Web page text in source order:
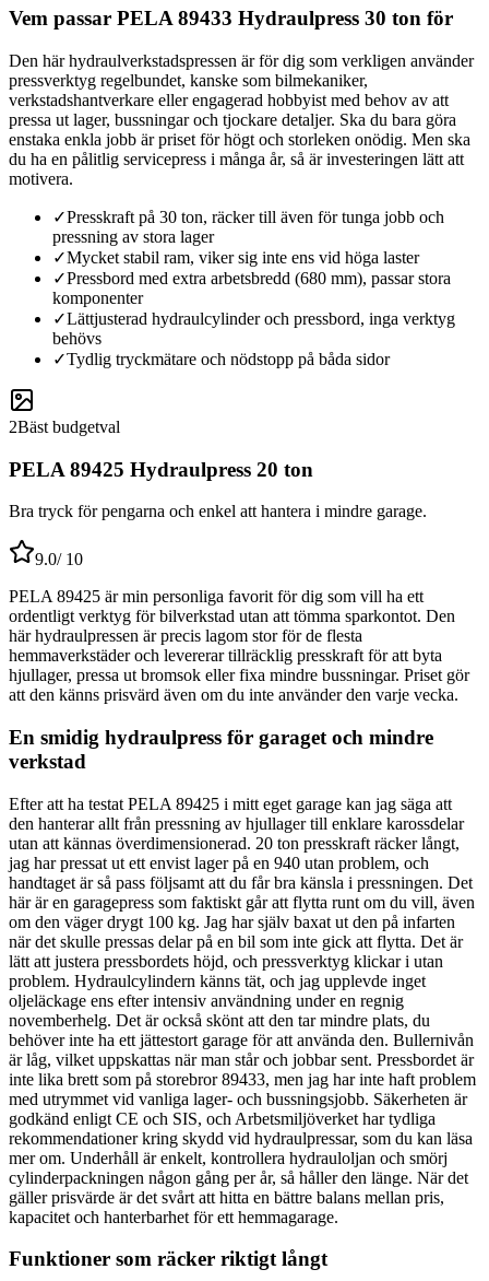
Vem passar PELA 89433 Hydraulpress 30 ton för
Den här hydraulverkstadspressen är för dig som verkligen använder
pressverktyg regelbundet, kanske som bilmekaniker,
verkstadshantverkare eller engagerad hobbyist med behov av att
pressa ut lager, bussningar och tjockare detaljer. Ska du bara göra
enstaka enkla jobb är priset för högt och storleken onödig. Men ska
du ha en pålitlig servicepress i många år, så är investeringen lätt att
motivera.
✓Presskraft på 30 ton, räcker till även för tunga jobb och
pressning av stora lager
✓Mycket stabil ram, viker sig inte ens vid höga laster
✓Pressbord med extra arbetsbredd (680 mm), passar stora
komponenter
✓Lättjusterad hydraulcylinder och pressbord, inga verktyg
behövs
✓Tydlig tryckmätare och nödstopp på båda sidor
2Bäst budgetval
PELA 89425 Hydraulpress 20 ton
Bra tryck för pengarna och enkel att hantera i mindre garage.
9.0/ 10
PELA 89425 är min personliga favorit för dig som vill ha ett
ordentligt verktyg för bilverkstad utan att tömma sparkontot. Den
här hydraulpressen är precis lagom stor för de flesta
hemmaverkstäder och levererar tillräcklig presskraft för att byta
hjullager, pressa ut bromsok eller fixa mindre bussningar. Priset gör
att den känns prisvärd även om du inte använder den varje vecka.
En smidig hydraulpress för garaget och mindre
verkstad
Efter att ha testat PELA 89425 i mitt eget garage kan jag säga att
den hanterar allt från pressning av hjullager till enklare karossdelar
utan att kännas överdimensionerad. 20 ton presskraft räcker långt,
jag har pressat ut ett envist lager på en 940 utan problem, och
handtaget är så pass följsamt att du får bra känsla i pressningen. Det
här är en garagepress som faktiskt går att flytta runt om du vill, även
om den väger drygt 100 kg. Jag har själv baxat ut den på infarten
när det skulle pressas delar på en bil som inte gick att flytta. Det är
lätt att justera pressbordets höjd, och pressverktyg klickar i utan
problem. Hydraulcylindern känns tät, och jag upplevde inget
oljeläckage ens efter intensiv användning under en regnig
novemberhelg. Det är också skönt att den tar mindre plats, du
behöver inte ha ett jättestort garage för att använda den. Bullernivån
är låg, vilket uppskattas när man står och jobbar sent. Pressbordet är
inte lika brett som på storebror 89433, men jag har inte haft problem
med utrymmet vid vanliga lager- och bussningsjobb. Säkerheten är
godkänd enligt CE och SIS, och Arbetsmiljöverket har tydliga
rekommendationer kring skydd vid hydraulpressar, som du kan läsa
mer om. Underhåll är enkelt, kontrollera hydrauloljan och smörj
cylinderpackningen någon gång per år, så håller den länge. När det
gäller prisvärde är det svårt att hitta en bättre balans mellan pris,
kapacitet och hanterbarhet för ett hemmagarage.
Funktioner som räcker riktigt långt